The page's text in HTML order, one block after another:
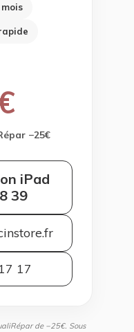
−25€
iPad
39
17
de −25€. Sous